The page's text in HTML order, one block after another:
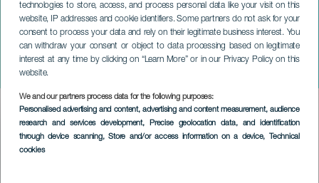
technologies to store, access, and process personal data like your visit on this
website, IP addresses and cookie identifiers. Some partners do not ask for your
consent to process your data and rely on their legitimate business interest. You
can withdraw your consent or object to data processing based on legitimate
interest at any time by clicking on “Learn More” or in our Privacy Policy on this
website.
We and our partners process data for the following purposes:
Personalised advertising and content, advertising and content measurement, audience
research and services development, Precise geolocation data, and identification
through device scanning, Store and/or access information on a device, Technical
cookies
Movelec 2023
GRAN CANARIA
Imagen
Listado